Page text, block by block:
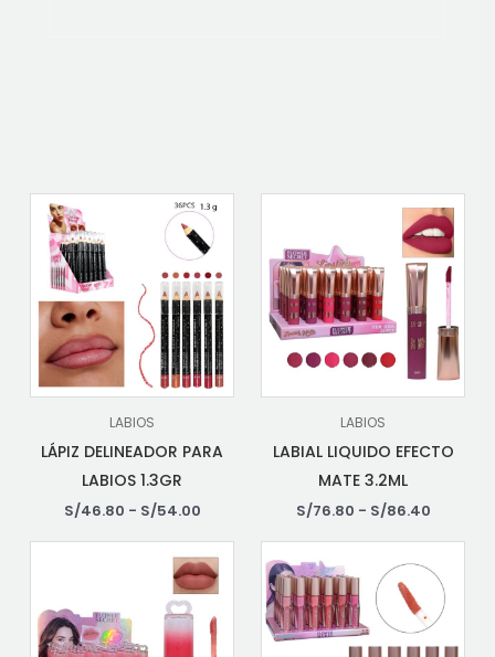
LABIOS
LÁPIZ DELINEADOR PARA
LABIOS 1.3GR
S/46.80 - S/54.00
LABIOS
LABIAL LIQUIDO EFECTO
MATE 3.2ML
S/76.80 - S/86.40